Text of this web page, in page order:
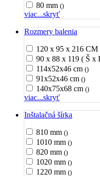
80 mm ()
viac...skryť
Rozmery balenia
120 x 95 x 216
90 x 88 x 119 ( Š x
114x52x46 cm ()
91x52x46 cm ()
140x75x68 cm ()
viac...skryť
Inštalačná šírka
810 mm ()
1010 mm ()
820 mm ()
1020 mm ()
1220 mm ()